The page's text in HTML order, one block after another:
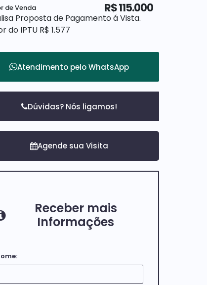
R$115.000
de Venda
Proposta de Pagamento á Vista.
do IPTU R$ 1.577
Atendimento peloWhatsApp
Dúvidas? Nós ligamos!
Receber mais
Informações